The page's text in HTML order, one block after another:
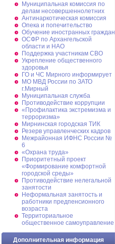
Муниципальная комиссия по
делам несовершеннолетних
Антинаркотическая комиссия
Опека и попечительство
Обучение иностранных граждан
ОСФР по Архангельской
области и НАО
Поддержка участникам СВО
Укрепление общественного
здоровья
ГО и ЧС Мирного информирует
МО МВД России по ЗАТО
г.Мирный
Муниципальная cлужба
Противодействие коррупции
«Профилактика экстремизма и
терроризма»
Мирнинская городская ТИК
Резерв управленческих кадров
Межрайонная ИФНС России №
6
«Охрана труда»
Приоритетный проект
«Формирование комфортной
городской среды»
Противодействие нелегальной
занятости
Неформальная занятость и
работники предпенсионного
возраста
Территориальное
общественное самоуправление
Дополнительная информация